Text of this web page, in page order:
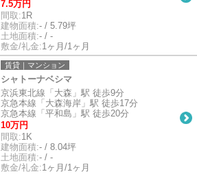
7.5万円
間取:1R
建物面積:- / 5.79坪
土地面積:- / -
敷金/礼金:1ヶ月/1ヶ月
賃貸｜マンション
シャトーナベシマ
京浜東北線「大森」駅 徒歩9分
京急本線「大森海岸」駅 徒歩17分
京急本線「平和島」駅 徒歩20分
10万円
間取:1K
建物面積:- / 8.04坪
土地面積:- / -
敷金/礼金:1ヶ月/1ヶ月